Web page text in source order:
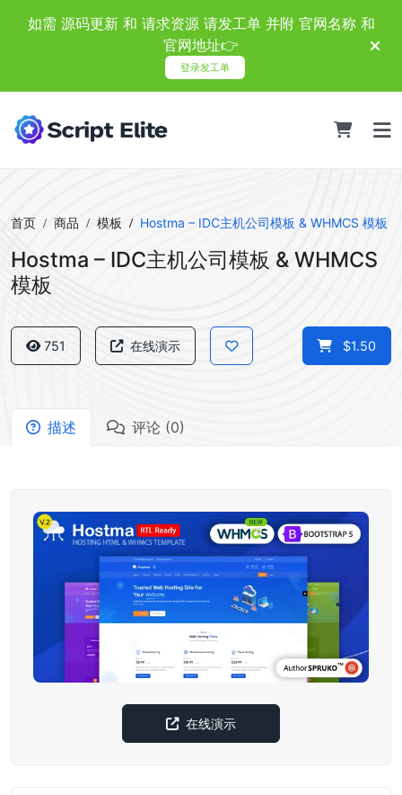
如需 源码更新 和 请求资源 请发工单 并附 官网名称 和
官网地址👉
登录发工单
首页 商品 模板 Hostma – IDC主机公司模板 & WHMCS 模板
Hostma – IDC主机公司模板 & WHMCS
模板
751 在线演示 $1.50
描述 评论 (0)
在线演示